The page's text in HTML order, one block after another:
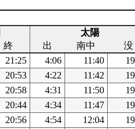
太陽
終 出 南中
没
21:25 4:06 11:40
20:53 4:22 11:42
20:58 4:31 11:50
20:44 4:34 11:47
20:56 4:54 12:04